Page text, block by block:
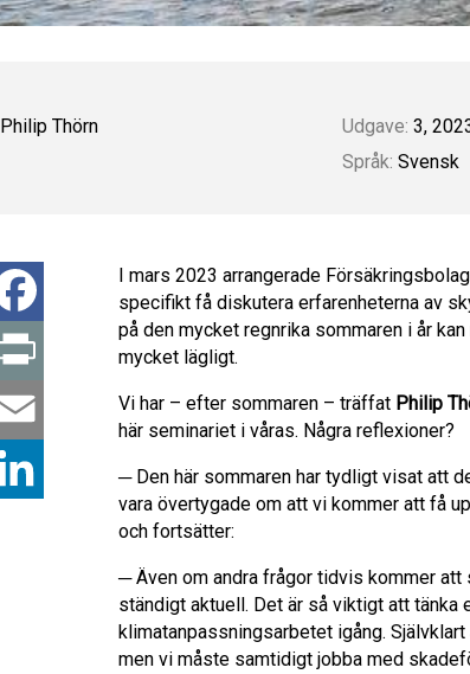
Philip Thörn Udgave: 3,
Språk: Svensk
I mars 2023 arrangerade
specifikt få diskutera erfarenheterna av
på den mycket regnrika sommaren i år
mycket lägligt.
Vi har – efter sommaren – träffat Philip
här seminariet i våras. Några reflexioner?
─ Den här sommaren har tydligt visat att
vara övertygade om att vi kommer att få
och fortsätter:
─ Även om andra frågor tidvis kommer
ständigt aktuell. Det är så viktigt att tänka
klimatanpassningsarbetet igång. Självklart
men vi måste samtidigt jobba med